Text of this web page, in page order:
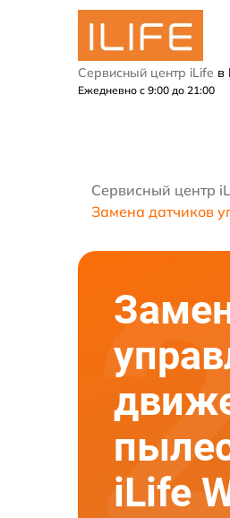
Сервисный центр iLife в
Ежедневно с 9:00 до 21:00
Сервисный центр
Замена датчиков
iLife